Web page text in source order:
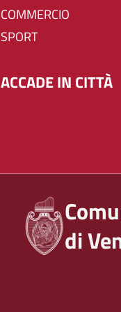
COMMERCIO
SPORT
ACCADE IN CITTÀ
di